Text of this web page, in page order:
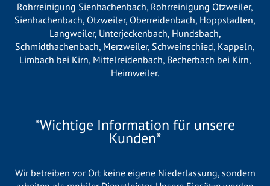
Rohrreinigung Sienhachenbach, Rohrreinigung Otzweiler,
Sienhachenbach, Otzweiler, Oberreidenbach, Hoppstädten,
Langweiler, Unterjeckenbach, Hundsbach,
Schmidthachenbach, Merzweiler, Schweinschied, Kappeln,
Limbach bei Kirn, Mittelreidenbach, Becherbach bei Kirn,
Heimweiler.
*Wichtige Information für unsere
Kunden*
Wir betreiben vor Ort keine eigene Niederlassung, sondern